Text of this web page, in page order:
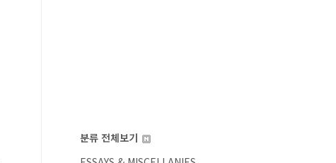
분류 전체보기